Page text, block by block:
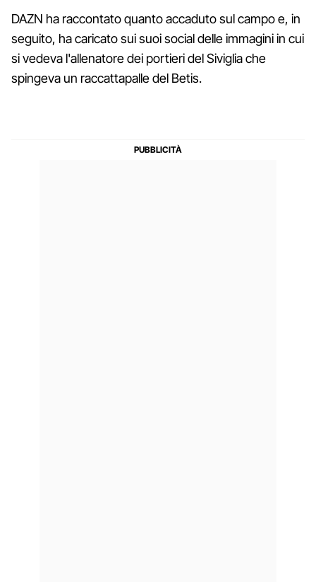
DAZN ha raccontato quanto accaduto sul campo e, in
seguito, ha caricato sui suoi social delle immagini in cui
si vedeva l'allenatore dei portieri del Siviglia che
spingeva un raccattapalle del Betis.